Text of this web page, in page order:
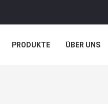
PRODUKTE ÜBER UNS